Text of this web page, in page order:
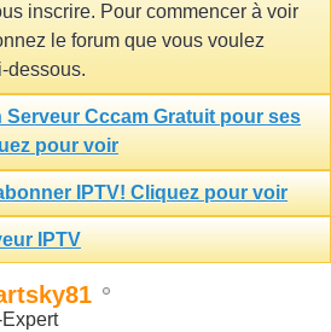
inscrire. Pour commencer à voir
le forum que vous voulez
dessous.
Serveur Cccam Gratuit pour ses
pour voir
IPTV! Cliquez pour voir
IPTV